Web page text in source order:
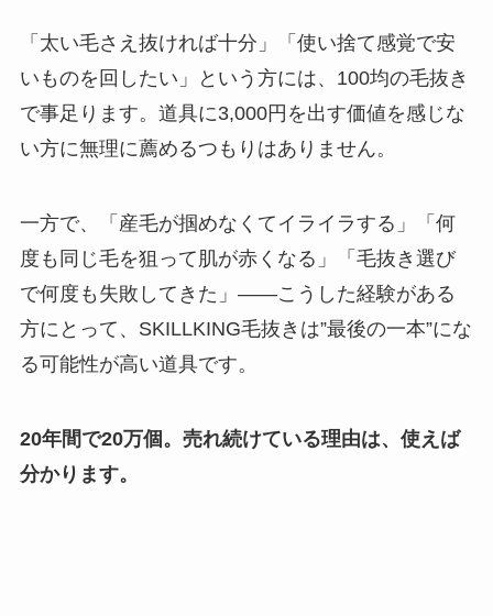
「太い毛さえ抜ければ十分」「使い捨て感覚で安
いものを回したい」という方には、100均の毛抜き
で事足ります。道具に3,000円を出す価値を感じな
い方に無理に薦めるつもりはありません。
一方で、「産毛が掴めなくてイライラする」「何
度も同じ毛を狙って肌が赤くなる」「毛抜き選び
で何度も失敗してきた」——こうした経験がある
方にとって、SKILLKING毛抜きは”最後の一本”にな
る可能性が高い道具です。
20年間で20万個。売れ続けている理由は、使えば
分かります。